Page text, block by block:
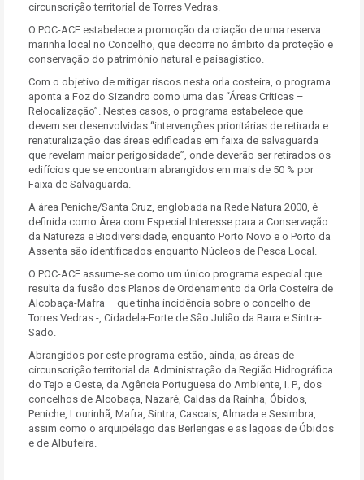
circunscrição territorial de Torres Vedras.
O POC-ACE estabelece a promoção da criação de uma reserva
marinha local no Concelho, que decorre no âmbito da proteção e
conservação do património natural e paisagístico.
Com o objetivo de mitigar riscos nesta orla costeira, o programa
aponta a Foz do Sizandro como uma das “Áreas Críticas –
Relocalização”. Nestes casos, o programa estabelece que
devem ser desenvolvidas “intervenções prioritárias de retirada e
renaturalização das áreas edificadas em faixa de salvaguarda
que revelam maior perigosidade”, onde deverão ser retirados os
edifícios que se encontram abrangidos em mais de 50 % por
Faixa de Salvaguarda.
A área Peniche/Santa Cruz, englobada na Rede Natura 2000, é
definida como Área com Especial Interesse para a Conservação
da Natureza e Biodiversidade, enquanto Porto Novo e o Porto da
Assenta são identificados enquanto Núcleos de Pesca Local.
O POC-ACE assume-se como um único programa especial que
resulta da fusão dos Planos de Ordenamento da Orla Costeira de
Alcobaça-Mafra – que tinha incidência sobre o concelho de
Torres Vedras -, Cidadela-Forte de São Julião da Barra e Sintra-
Sado.
Abrangidos por este programa estão, ainda, as áreas de
circunscrição territorial da Administração da Região Hidrográfica
do Tejo e Oeste, da Agência Portuguesa do Ambiente, I. P., dos
concelhos de Alcobaça, Nazaré, Caldas da Rainha, Óbidos,
Peniche, Lourinhã, Mafra, Sintra, Cascais, Almada e Sesimbra,
assim como o arquipélago das Berlengas e as lagoas de Óbidos
e de Albufeira.